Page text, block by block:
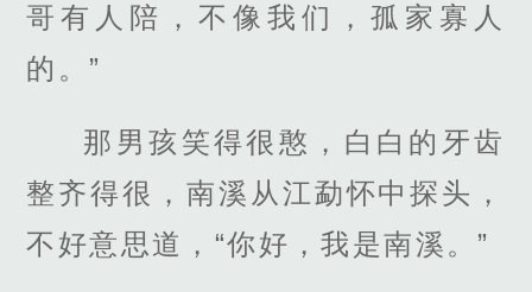
哥有人陪，不像我们，孤家寡人
的。”
那男孩笑得很憨，白白的牙齿
整齐得很，南溪从江勐怀中探头，
不好意思道，“你好，我是南溪。”